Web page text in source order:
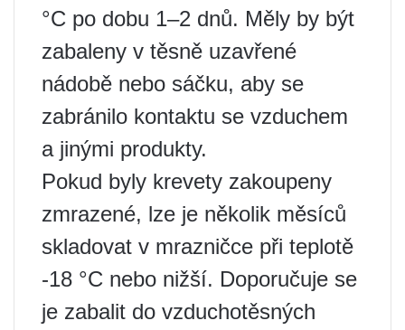
°C po dobu 1–2 dnů. Měly by být
zabaleny v těsně uzavřené
nádobě nebo sáčku, aby se
zabránilo kontaktu se vzduchem
a jinými produkty.
Pokud byly krevety zakoupeny
zmrazené, lze je několik měsíců
skladovat v mrazničce při teplotě
-18 °C nebo nižší. Doporučuje se
je zabalit do vzduchotěsných